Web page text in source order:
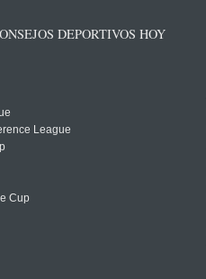
DEPORTIVOS HOY
League
Cup